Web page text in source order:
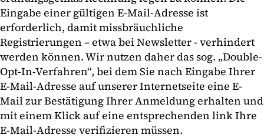
Eingabe einer gültigen E-Mail-Adresse ist
erforderlich, damit missbräuchliche
Registrierungen – etwa bei Newsletter - verhindert
werden können. Wir nutzen daher das sog. „Double-
Opt-In-Verfahren“, bei dem Sie nach Eingabe Ihrer
E-Mail-Adresse auf unserer Internetseite eine E-
Mail zur Bestätigung Ihrer Anmeldung erhalten und
mit einem Klick auf eine entsprechenden link Ihre
E-Mail-Adresse verifizieren müssen.